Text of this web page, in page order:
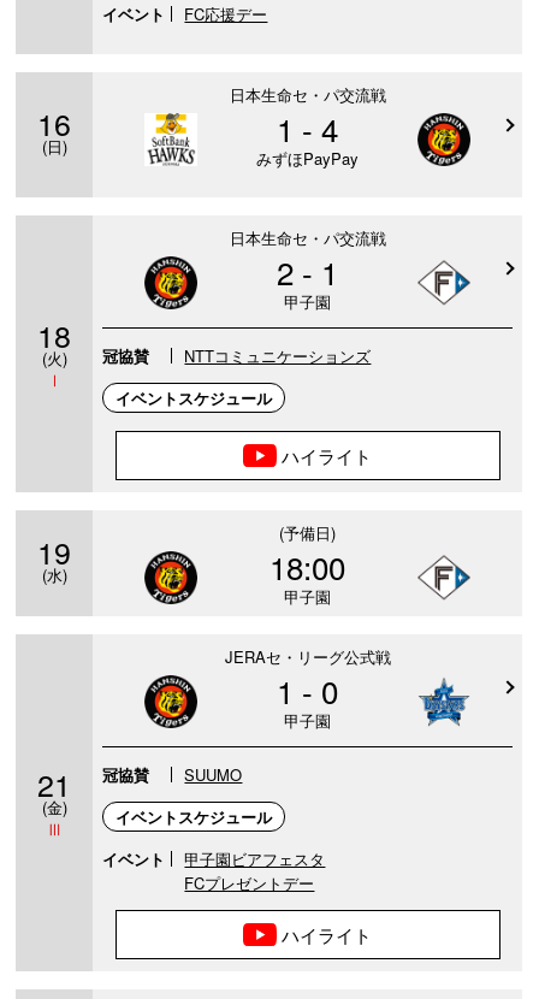
イベント FC応援デー
16
(日)
日本生命セ・パ交流戦
1 - 4
みずほPayPay
18
(火)
Ⅰ
日本生命セ・パ交流戦
2 - 1
甲子園
冠協賛
NTTコミュニケーションズ
イベントスケジュール
ハイライト
19
(水)
(予備日)
18:00
甲子園
21
(金)
Ⅲ
JERAセ・リーグ公式戦
1 - 0
甲子園
冠協賛
SUUMO
イベントスケジュール
イベント
甲子園ビアフェスタ
FCプレゼントデー
ハイライト